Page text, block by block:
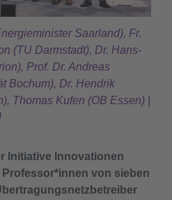
Saarland), Fr.
(TU Darmstadt), Dr. Hans-
Prof. Dr. Andreas
Bochum), Dr. Hendrik
Thomas Kufen (OB Essen) |
Initiative Innovationen
von sieben